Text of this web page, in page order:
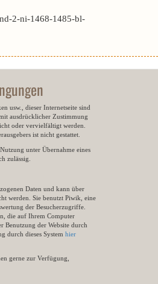
2-ni-1468-1485-bl-
usw., dieser Internetseite sind
ausdrücklicher Zustimmung
oder vervielfältigt werden.
ist nicht gestattet.
unter Übernahme eines
zulässig.
Daten und kann über
werden. Sie benutzt Piwik, eine
der Besucherzugriffe.
die auf Ihrem Computer
Benutzung der Website durch
durch dieses System hier
gerne zur Verfügung,